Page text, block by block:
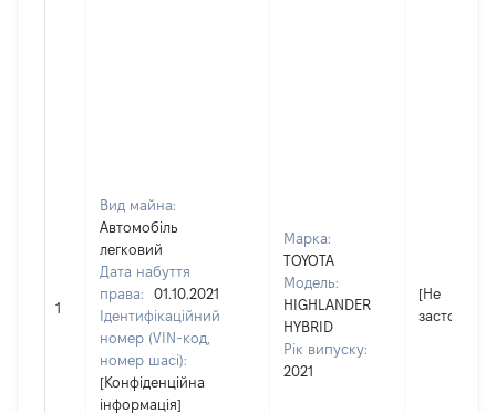
1
Вид майна:
Автомобіль
легковий
Дата набуття
права:
01.10.2021
Ідентифікаційний
номер (VIN-код,
номер шасі):
[Конфіденційна
інформація]
Марка:
TOYOTA
Модель:
HIGHLANDER
HYBRID
Рік випуску:
2021
[Не